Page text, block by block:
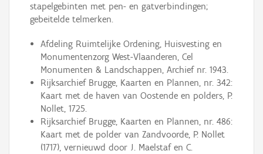
stapelgebinten met pen- en gatverbindingen;
gebeitelde telmerken.
Afdeling Ruimtelijke Ordening, Huisvesting en
Monumentenzorg West-Vlaanderen, Cel
Monumenten & Landschappen, Archief nr. 1943.
Rijksarchief Brugge, Kaarten en Plannen, nr. 342:
Kaart met de haven van Oostende en polders, P.
Nollet, 1725.
Rijksarchief Brugge, Kaarten en Plannen, nr. 486:
Kaart met de polder van Zandvoorde, P. Nollet
(1717), vernieuwd door J. Maelstaf en C.